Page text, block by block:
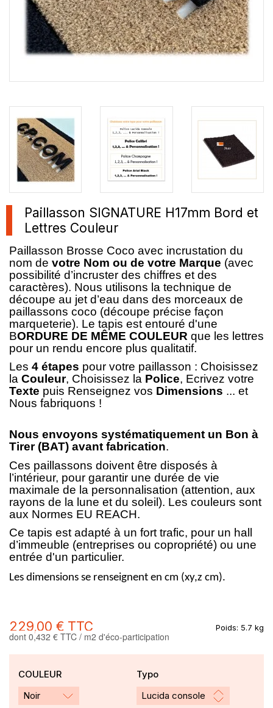
Paillasson SIGNATURE H17mm Bord et
Lettres Couleur
Paillasson Brosse Coco avec incrustation du
nom de votre Nom ou de votre Marque (avec
possibilité d’incruster des chiffres et des
caractères). Nous utilisons la technique de
découpe au jet d’eau dans des morceaux de
paillassons coco (découpe précise façon
marqueterie). Le tapis est entouré d'une
BORDURE DE MÊME COULEUR que les lettres
pour un rendu encore plus qualitatif.
Les 4 étapes pour votre paillasson : Choisissez
la Couleur, Choisissez la Police, Ecrivez votre
Texte puis Renseignez vos Dimensions ... et
Nous fabriquons !
Nous envoyons systématiquement un Bon à
Tirer (BAT) avant fabrication.
Ces paillassons doivent être disposés à
l’intérieur, pour garantir une durée de vie
maximale de la personnalisation (attention, aux
rayons de la lune et du soleil). Les couleurs sont
aux Normes EU REACH.
Ce tapis est adapté à un fort trafic, pour un hall
d’immeuble (entreprises ou copropriété) ou une
entrée d'un particulier.
Les dimensions se renseignent en cm (xy,z cm).
229,00 € TTC Poids: 5.7 kg
dont 0,432 € TTC / m2 d'éco-participation
COULEUR
Noir
Typo